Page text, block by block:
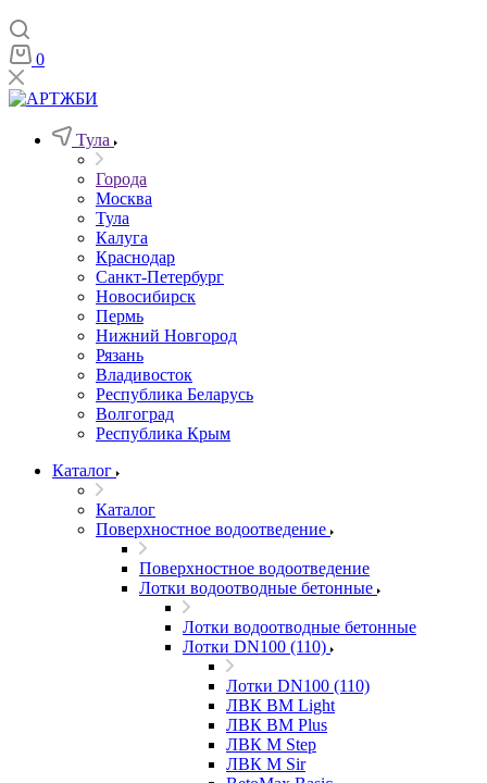
0
Тула
Города
Москва
Тула
Калуга
Краснодар
Санкт-Петербург
Новосибирск
Пермь
Нижний Новгород
Рязань
Владивосток
Республика Беларусь
Волгоград
Республика Крым
Каталог
Каталог
Поверхностное водоотведение
Поверхностное водоотведение
Лотки водоотводные бетонные
Лотки водоотводные бетонные
Лотки DN100 (110)
Лотки DN100 (110)
ЛВК ВМ Light
ЛВК ВМ Plus
ЛВК М Step
ЛВК М Sir